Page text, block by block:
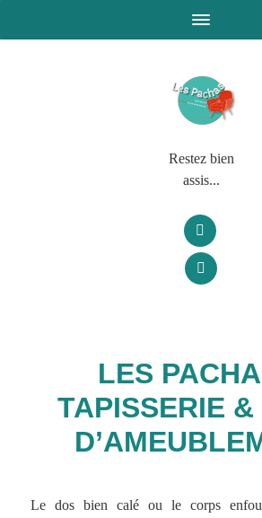
Restez bien
assis...
LES
TAPISSERIE &
Le dos bien calé ou le corps